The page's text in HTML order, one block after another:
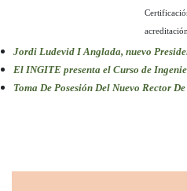
Jordi Ludevid I Anglada, nuevo
El INGITE presenta el Curso de
Toma De Posesión Del Nuevo Rector